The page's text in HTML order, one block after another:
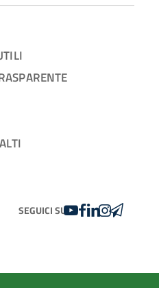
SEGUICI SUYOUTUBE
FACEBOOK
LINKEDIN
INSTAGRAM